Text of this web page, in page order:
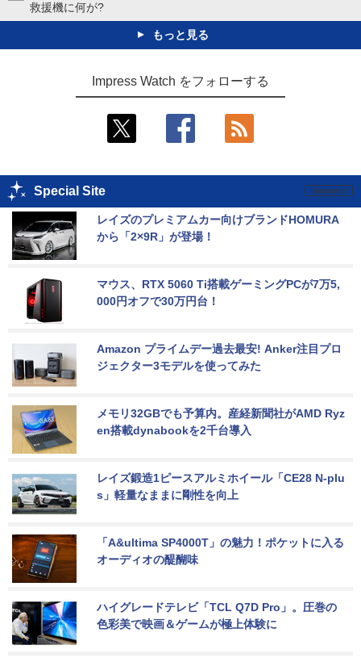
救援機に何が?
もっと見る
Impress Watch をフォローする
Special Site
レイズのプレミアムカー向けブランドHOMURA
から「2×9R」が登場！
マウス、RTX 5060 Ti搭載ゲーミングPCが7万5,
000円オフで30万円台！
Amazon プライムデー過去最安! Anker注目プロ
ジェクター3モデルを使ってみた
メモリ32GBでも予算内。産経新聞社がAMD Ryz
en搭載dynabookを2千台導入
レイズ鍛造1ピースアルミホイール「CE28 N-plu
s」軽量なままに剛性を向上
「A&ultima SP4000T」の魅力！ポケットに入る
オーディオの醍醐味
ハイグレードテレビ「TCL Q7D Pro」。圧巻の
色彩美で映画＆ゲームが極上体験に